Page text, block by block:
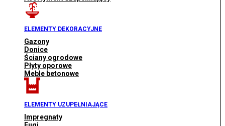
ELEMENTY DEKORACYJNE
Gazony
Donice
Ściany ogrodowe
Płyty oporowe
Meble betonowe
ELEMENTY UZUPEŁNIAJĄCE
Impregnaty